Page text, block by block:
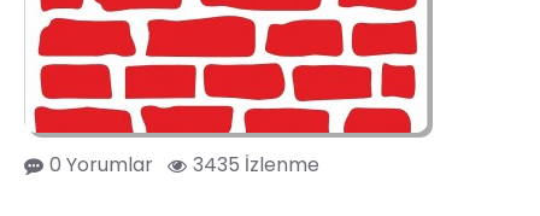
0 Yorumlar 3435 İzlenme